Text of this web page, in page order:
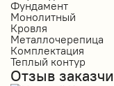
Фундамент
Монолитный
Кровля
Металлочерепица
Комплектация
Теплый контур
Отзыв